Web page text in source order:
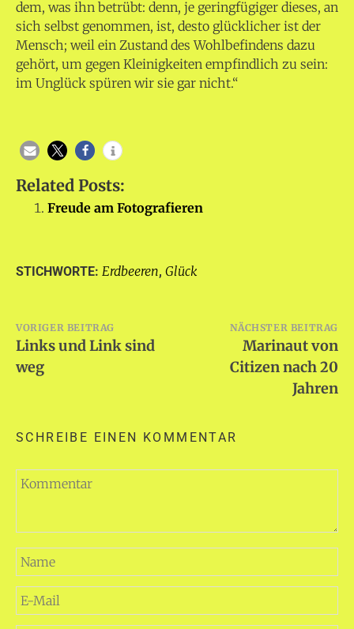
dem, was ihn betrübt: denn, je geringfügiger dieses, an
sich selbst genommen, ist, desto glücklicher ist der
Mensch; weil ein Zustand des Wohlbefindens dazu
gehört, um gegen Kleinigkeiten empfindlich zu sein:
im Unglück spüren wir sie gar nicht.“
Related Posts:
Freude am Fotografieren
STICHWORTE: Erdbeeren, Glück
Beitragsnavigation
VORIGER BEITRAG
Links und Link sind
weg
NÄCHSTER BEITRAG
Marinaut von
Citizen nach 20
Jahren
SCHREIBE EINEN KOMMENTAR